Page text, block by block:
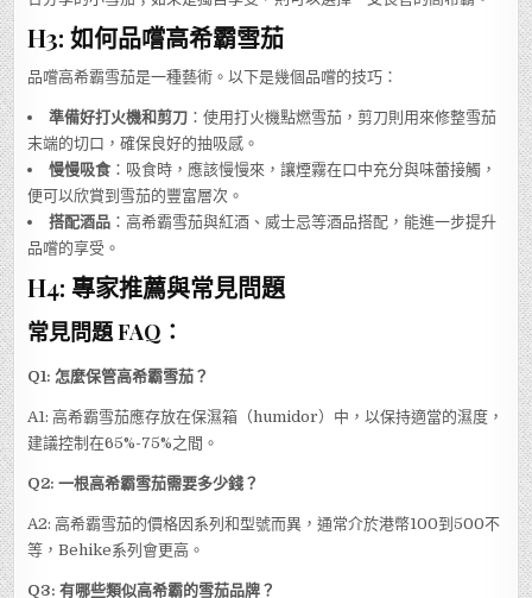
H3: 如何品嚐高希霸雪茄
品嚐高希霸雪茄是一種藝術。以下是幾個品嚐的技巧：
準備好打火機和剪刀 ：使用打火機點燃雪茄，剪刀則用來修整雪茄
末端的切口，確保良好的抽吸感。
慢慢吸食 ：吸食時，應該慢慢來，讓煙霧在口中充分與味蕾接觸，
便可以欣賞到雪茄的豐富層次。
搭配酒品 ：高希霸雪茄與紅酒、威士忌等酒品搭配，能進一步提升
品嚐的享受。
H4: 專家推薦與常見問題
常見問題 FAQ：
Q1: 怎麼保管高希霸雪茄？
A1: 高希霸雪茄應存放在保濕箱（humidor）中，以保持適當的濕度，
建議控制在65%-75%之間。
Q2: 一根高希霸雪茄需要多少錢？
A2: 高希霸雪茄的價格因系列和型號而異，通常介於港幣100到500不
等，Behike系列會更高。
Q3: 有哪些類似高希霸的雪茄品牌？